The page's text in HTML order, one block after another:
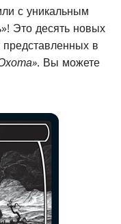
с уникальным
Это десять новых
в
. Вы можете